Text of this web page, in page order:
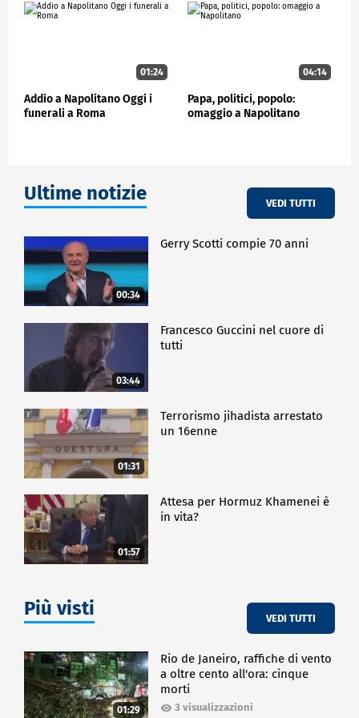
morale, partcipazione fisica e affettiva insieme alle
persone ai lavoratori e ai cittadini, giorno dopo
POLITICA
01:24
Addio a Napolitano Oggi i
funerali a Roma
04:14
Papa, politici, popolo:
omaggio a Napolitano
Ultime notizie VEDI TUTTI
00:34
Gerry Scotti compie 70 anni
03:44
Francesco Guccini nel cuore di
tutti
01:31
Terrorismo jihadista arrestato
un 16enne
01:57
Attesa per Hormuz Khamenei è
in vita?
Più visti VEDI TUTTI
01:29
Rio de Janeiro, raffiche di vento
a oltre cento all'ora: cinque
morti
3 visualizzazioni